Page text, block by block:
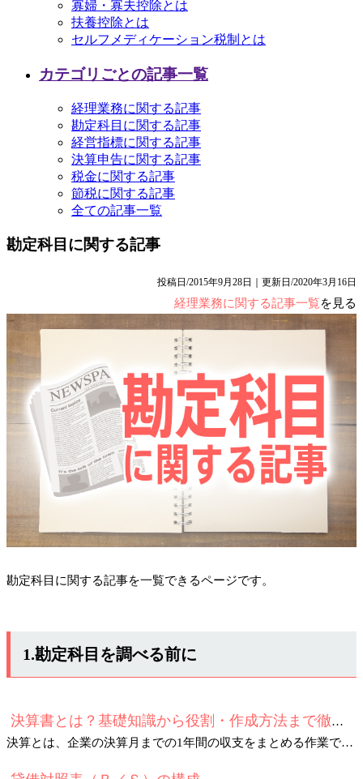
寡婦・寡夫控除とは
扶養控除とは
セルフメディケーション税制とは
カテゴリごとの記事一覧
経理業務に関する記事
勘定科目に関する記事
経営指標に関する記事
決算申告に関する記事
税金に関する記事
節税に関する記事
全ての記事一覧
勘定科目に関する記事
投稿日/2015年9月28日｜更新日/2020年3月16日
経理業務に関する記事一覧を見る
勘定科目に関する記事を一覧できるページです。
1.勘定科目を調べる前に
決算書とは？基礎知識から役割・作成方法まで徹底解説
決算とは、企業の決算月までの1年間の収支をまとめる作業であり、それらを数字にして記載した書類を決算書と言います。